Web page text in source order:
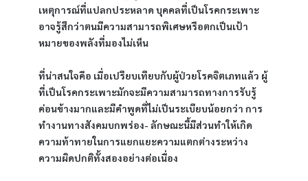
เหตุการณ์ที่แปลกประหลาด บุคคลที่เป็นโรคกระเพาะ
อาจรู้สึกว่าตนมีความสามารถพิเศษหรือตกเป็นเป้า
หมายของพลังที่มองไม่เห็น
ที่น่าสนใจคือ เมื่อเปรียบเทียบกับผู้ป่วยโรคจิตเภทแล้ว ผู้
ที่เป็นโรคกระเพาะมักจะมีความสามารถทางการรับรู้
ค่อนข้างมากและมีคำพูดที่ไม่เป็นระเบียบน้อยกว่า การ
ทำงานทางสังคมบกพร่อง- ลักษณะนี้มีส่วนทำให้เกิด
ความท้าทายในการแยกแยะความแตกต่างระหว่าง
ความผิดปกติทั้งสองอย่างต่อเนื่อง